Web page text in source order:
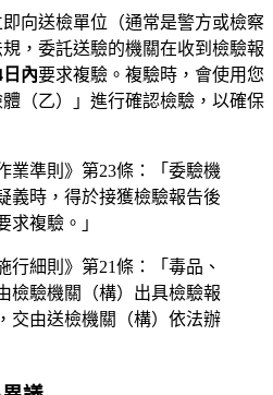
向送檢單位（通常是警方或檢察
，委託送驗的機關在收到檢驗報
日內要求複驗。複驗時，會使用您
（乙）」進行確認檢驗，以確保
業準則》第23條：「委驗機
義時，得於接獲檢驗報告後
求複驗。」
行細則》第21條：「毒品、
檢驗機關（構）出具檢驗報
交由送檢機關（構）依法辦